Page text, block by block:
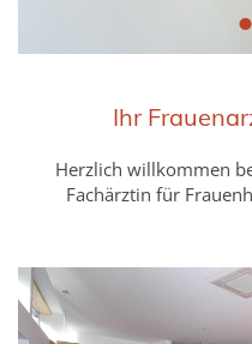
Ihr
Herzlich willkommen
Fachärztin für